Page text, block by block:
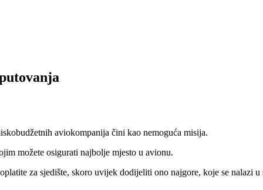
aviokompanija čini kao nemoguća misija.
možete osigurati najbolje mjesto u avionu.
za sjedište, skoro uvijek dodijeliti ono najgore, koje se nalazi